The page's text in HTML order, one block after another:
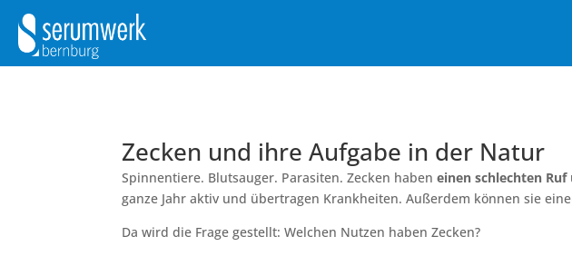
Zecken und ihre Aufgabe in der Natur
Spinnentiere. Blutsauger. Parasiten. Zecken habeneinen schlechten Ruf
ganze Jahr aktiv und übertragen Krankheiten. Außerdem können sie
Da wird die Frage gestellt: Welchen Nutzen haben Zecken?